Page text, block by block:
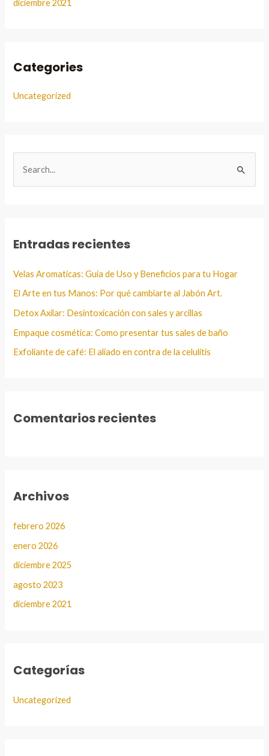
diciembre 2021
Categories
Uncategorized
r
Entradas recientes
Velas Aromaticas: Guia de Uso y Beneficios para tu Hogar
El Arte en tus Manos: Por qué cambiarte al Jabón Art.
Detox Axilar: Desintoxicación con sales y arcillas
Empaque cosmética: Como presentar tus sales de baño
Exfoliante de café: El aliado en contra de la celulitis
Comentarios recientes
Archivos
febrero 2026
enero 2026
diciembre 2025
agosto 2023
diciembre 2021
Categorías
Uncategorized